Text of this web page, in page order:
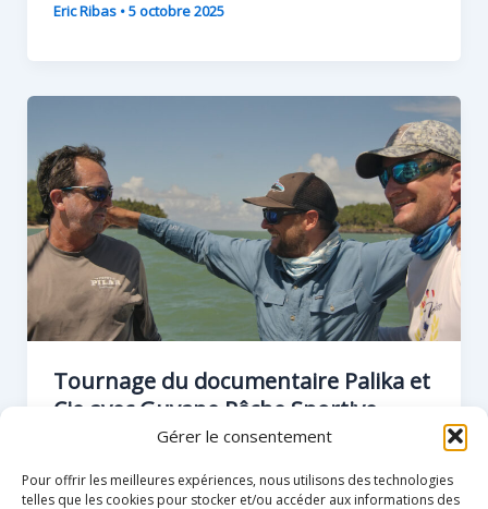
Gérer le consentement
Pour offrir les meilleures expériences, nous utilisons des technologies
telles que les cookies pour stocker et/ou accéder aux informations des
Eric Ribas •5 octobre 2025
Tournage du documentaire Palika et
Cie avec Guyane Pêche Sportive
5 octobre 2025
Tournage au mois d’octobre 2020 avec